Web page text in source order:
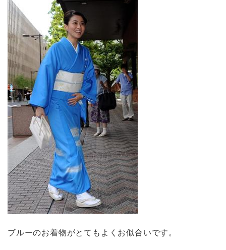
ブルーのお着物がとてもよくお似合いです。